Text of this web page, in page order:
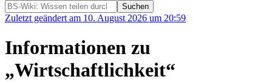
Zuletzt geändert am 10. August 2026 um 20:59
Informationen zu
„Wirtschaftlichkeit“